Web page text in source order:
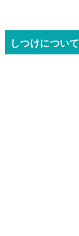
しつけについて